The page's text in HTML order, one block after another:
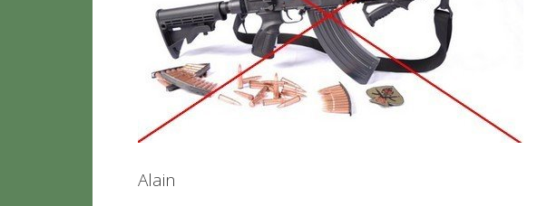
Alain